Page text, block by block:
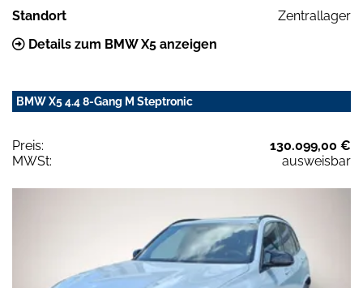
Standort
Zentrallager
Details zum BMW X5 anzeigen
BMW X5 4.4 8-Gang M Steptronic
Preis:
130.099,00 €
MWSt:
ausweisbar